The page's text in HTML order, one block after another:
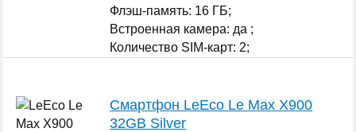
Флэш-память: 16 ГБ;
Встроенная камера: да ;
Количество SIM-карт: 2;
Смартфон LeEco Le Max X900
32GB Silver